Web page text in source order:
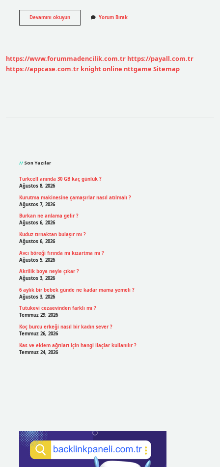
Devamını okuyunOsmanlı
Devleti
Yorum Bırak
https://www.forummadencilik.com.tr https://payall.com.tr
https://appcase.com.tr knight online nttgame Sitemap
Son Yazılar
Turkcell anında 30 GB kaç günlük ?
Ağustos 8, 2026
Kurutma makinesine çamaşırlar nasıl atılmalı ?
Ağustos 7, 2026
Burkan ne anlama gelir ?
Ağustos 6, 2026
Kuduz tırnaktan bulaşır mı ?
Ağustos 6, 2026
Avcı böreği fırında mı kızartma mı ?
Ağustos 5, 2026
Akrilik boya neyle çıkar ?
Ağustos 3, 2026
6 aylık bir bebek günde ne kadar mama yemeli ?
Ağustos 3, 2026
Tutukevi cezaevinden farklı mı ?
Temmuz 29, 2026
Koç burcu erkeği nasıl bir kadın sever ?
Temmuz 26, 2026
Kas ve eklem ağrıları için hangi ilaçlar kullanılır ?
Temmuz 24, 2026